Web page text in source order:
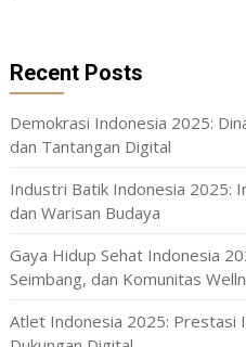
Recent Posts
Demokrasi Indonesia 2025:
dan Tantangan Digital
Industri Batik Indonesia 2025:
dan Warisan Budaya
Gaya Hidup Sehat Indonesia
Seimbang, dan Komunitas
Atlet Indonesia 2025: Prestasi